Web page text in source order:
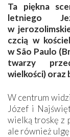
Ta piękna
letniego
w
czcią w
w São Paulo
twarzy
wielkości)
W centrum
Józef i
wielką troskę z
ale również